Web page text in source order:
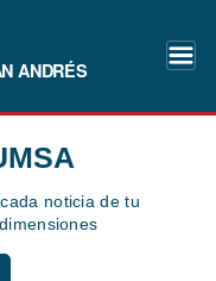
ANDRÉS
noticia de tu